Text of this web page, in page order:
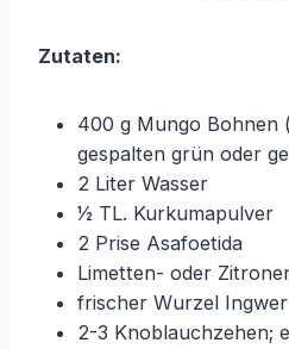
Zutaten:
400 g Mungo Bohnen
gespalten grün oder
2 Liter Wasser
1⁄2 TL. Kurkumapulver
2 Prise Asafoetida
Limetten- oder
frischer Wurzel Ingwer
2-3 Knoblauchzehen;